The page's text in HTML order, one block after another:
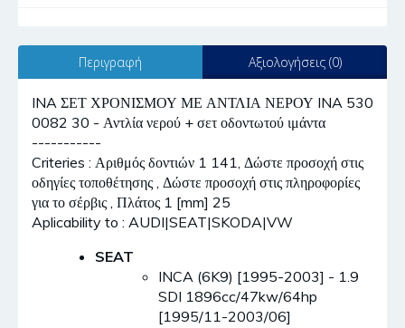
Περιγραφή Αξιολογήσεις (0)
INA ΣΕΤ ΧΡΟΝΙΣΜΟΥ ΜΕ ΑΝΤΛΙΑ ΝΕΡΟΥ INA 530
0082 30 - Αντλία νερού + σετ οδοντωτού ιμάντα
-----------
Criteries : Αριθμός δοντιών 1 141, Δώστε προσοχή στις
οδηγίες τοποθέτησης , Δώστε προσοχή στις πληροφορίες
για το σέρβις , Πλάτος 1 [mm] 25
Aplicability to : AUDI|SEAT|SKODA|VW
SEAT
INCA (6K9) [1995-2003] - 1.9
SDI 1896cc/47kw/64hp
[1995/11-2003/06]